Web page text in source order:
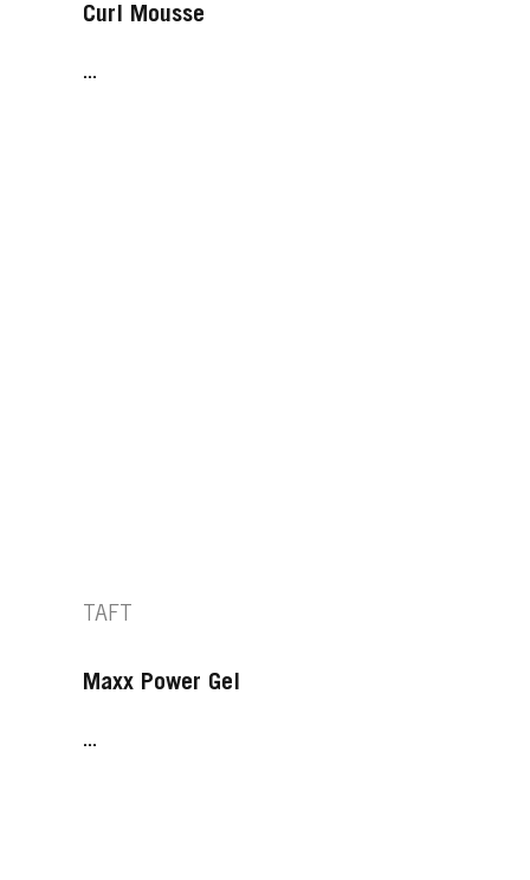
Curl Mousse
...
TAFT
Maxx Power Gel
...